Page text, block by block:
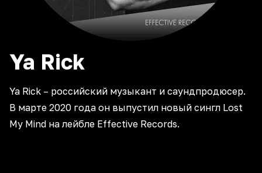
Ya Rick
Ya Rick – российский музыкант и саундпродюсер.
В марте 2020 года он выпустил новый сингл Lost
My Mind на лейбле Effective Records.